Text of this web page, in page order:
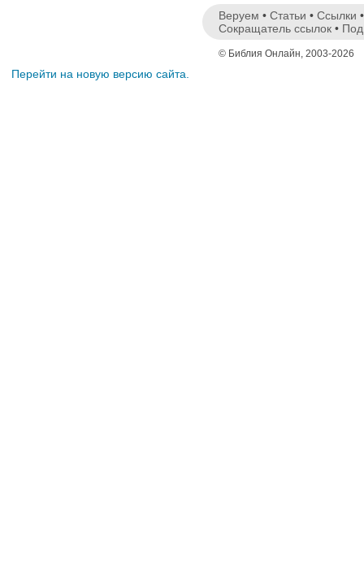
Веруем • Статьи • Ссылки
Сокращатель ссылок •
© Библия Онлайн, 2003-2026
Перейти на новую версию сайта.